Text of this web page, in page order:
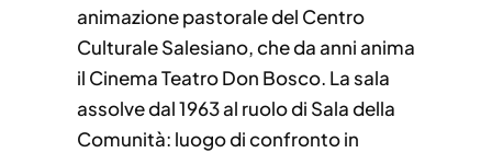
animazione pastorale del Centro
Culturale Salesiano, che da anni anima
il Cinema Teatro Don Bosco. La sala
assolve dal 1963 al ruolo di Sala della
Comunità: luogo di confronto in